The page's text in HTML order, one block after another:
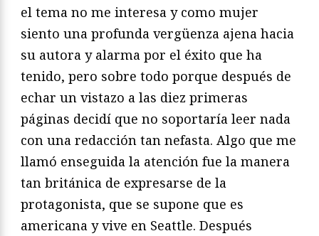
el tema no me interesa y como mujer
siento una profunda vergüenza ajena hacia
su autora y alarma por el éxito que ha
tenido, pero sobre todo porque después de
echar un vistazo a las diez primeras
páginas decidí que no soportaría leer nada
con una redacción tan nefasta. Algo que me
llamó enseguida la atención fue la manera
tan británica de expresarse de la
protagonista, que se supone que es
americana y vive en Seattle. Después